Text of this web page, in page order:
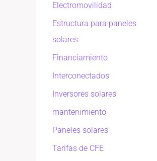
Electromovilidad
Estructura para paneles
solares
Financiamiento
Interconectados
Inversores solares
mantenimiento
Paneles solares
Tarifas de CFE